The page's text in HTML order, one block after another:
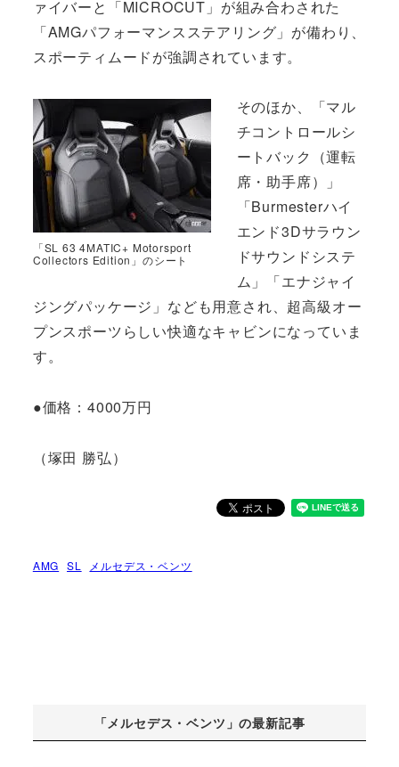
ァイバーと「MICROCUT」が組み合わされた
「AMGパフォーマンスステアリング」が備わり、
スポーティムードが強調されています。
「SL 63 4MATIC+ Motorsport
Collectors Edition」のシート
そのほか、「マル
チコントロールシ
ートバック（運転
席・助手席）」
「Burmesterハイ
エンド3Dサラウン
ドサウンドシステ
ム」「エナジャイ
ジングパッケージ」なども用意され、超高級オー
プンスポーツらしい快適なキャビンになっていま
す。
●価格：4000万円
（塚田 勝弘）
AMG SL メルセデス・ベンツ
「メルセデス・ベンツ」の最新記事